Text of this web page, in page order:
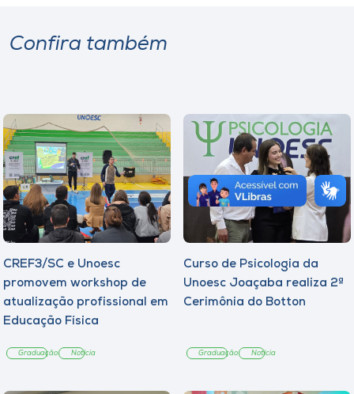
Confira também
CREF3/SC e Unoesc
promovem workshop de
atualização profissional em
Educação Física
Graduação Notícia
Curso de Psicologia da
Unoesc Joaçaba realiza 2ª
Cerimônia do Botton
Graduação Notícia